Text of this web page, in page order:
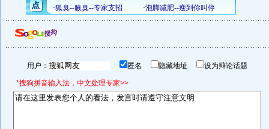
用户： 匿名 隐藏地址 设为辩论话题
*搜狗拼音输入法，中文处理专家>>